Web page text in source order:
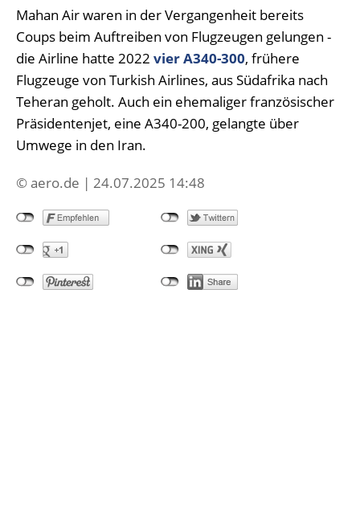
Mahan Air waren in der Vergangenheit bereits
Coups beim Auftreiben von Flugzeugen gelungen -
die Airline hatte 2022 vier A340-300, frühere
Flugzeuge von Turkish Airlines, aus Südafrika nach
Teheran geholt. Auch ein ehemaliger französischer
Präsidentenjet, eine A340-200, gelangte über
Umwege in den Iran.
© aero.de | 24.07.2025 14:48